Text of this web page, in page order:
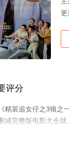
更
评分
精装追女仔之3狼之
减完整版电影大全